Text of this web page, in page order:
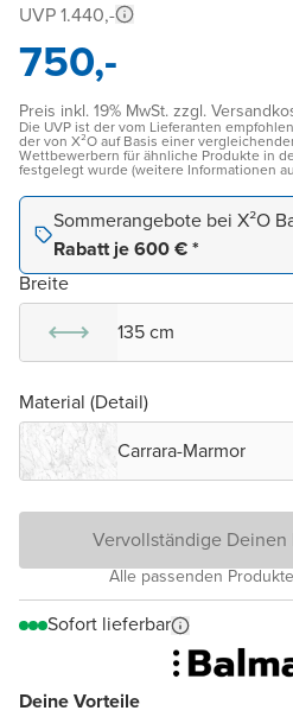
Deine Vorteile
UVP 1.440,-
750,-
Preis inkl. 19% MwSt. zzgl.
Die UVP ist der vom Lieferanten
der von X²O auf Basis einer
Wettbewerbern für ähnliche Produkte in
festgelegt wurde (weitere Informationen
Sommerangebote bei X²O
Rabatt je 600 € *
Breite
135 cm
Material (Detail)
Carrara-Marmor
Vervollständige
Alle passenden
Sofort lieferbar